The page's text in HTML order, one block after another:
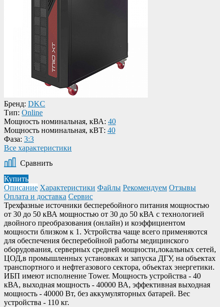
Бренд: DKC
Тип: Online
Мощность номинальная, кВА: 40
Мощность номинальная, кВТ: 40
Фаза: 3:3
Все характеристики
Сравнить
Купить
Описание Характеристики Файлы Рекомендуем Отзывы
Оплата и доставка Сервис
Трехфазные источники бесперебойного питания мощностью
от 30 до 50 кВА мощностью от 30 до 50 кВА с технологией
двойного преобразования (онлайн) и коэффициентом
мощности близком к 1. Устройства чаще всего применяются
для обеспечения бесперебойной работы медицинского
оборудования, серверных средней мощности,локальных сетей,
ЦОД,в промышленных установках и запуска ДГУ, на объектах
транспортного и нефтегазового сектора, объектах энергетики.
ИБП имеют исполнение Tower. Мощность устройства - 40
кВА, выходная мощность - 40000 ВА, эффективная выходная
мощность - 40000 Вт, без аккумуляторных батарей. Вес
устройства - 110 кг.